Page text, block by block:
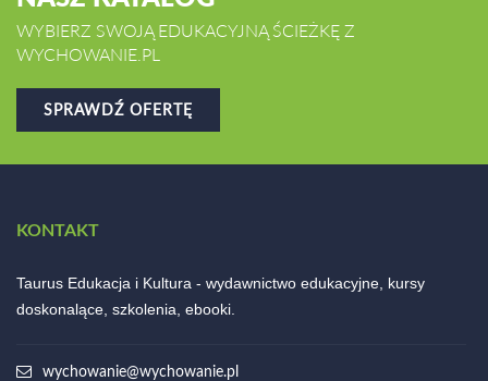
WYBIERZ SWOJĄ EDUKACYJNĄ ŚCIEŻKĘ Z
WYCHOWANIE.PL
SPRAWDŹ OFERTĘ
KONTAKT
Taurus Edukacja i Kultura - wydawnictwo edukacyjne, kursy
doskonalące, szkolenia, ebooki.
wychowanie@wychowanie.pl